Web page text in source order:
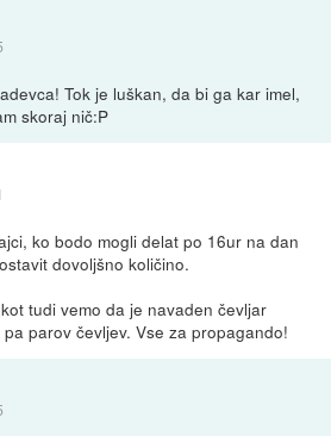
Tok je luškan, da bi ga kar imel,
skoraj nič:P
ko bodo mogli delat po 16ur na dan
dovoljšno količino.
tudi vemo da je navaden čevljar
parov čevljev. Vse za propagando!